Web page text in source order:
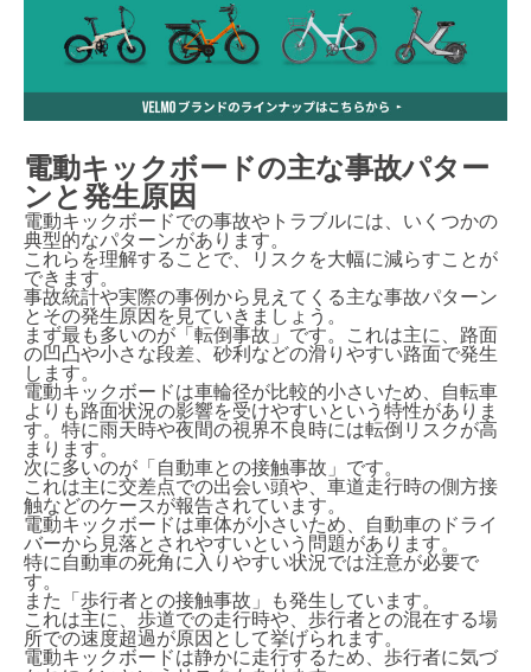
電動キックボードの主な事故パター
ンと発生原因
電動キックボードでの事故やトラブルには、いくつかの
典型的なパターンがあります。
これらを理解することで、リスクを大幅に減らすことが
できます。
事故統計や実際の事例から見えてくる主な事故パターン
とその発生原因を見ていきましょう。
まず最も多いのが「転倒事故」です。これは主に、路面
の凹凸や小さな段差、砂利などの滑りやすい路面で発生
します。
電動キックボードは車輪径が比較的小さいため、自転車
よりも路面状況の影響を受けやすいという特性がありま
す。特に雨天時や夜間の視界不良時には転倒リスクが高
まります。
次に多いのが「自動車との接触事故」です。
これは主に交差点での出会い頭や、車道走行時の側方接
触などのケースが報告されています。
電動キックボードは車体が小さいため、自動車のドライ
バーから見落とされやすいという問題があります。
特に自動車の死角に入りやすい状況では注意が必要で
す。
また「歩行者との接触事故」も発生しています。
これは主に、歩道での走行時や、歩行者との混在する場
所での速度超過が原因として挙げられます。
電動キックボードは静かに走行するため、歩行者に気づ